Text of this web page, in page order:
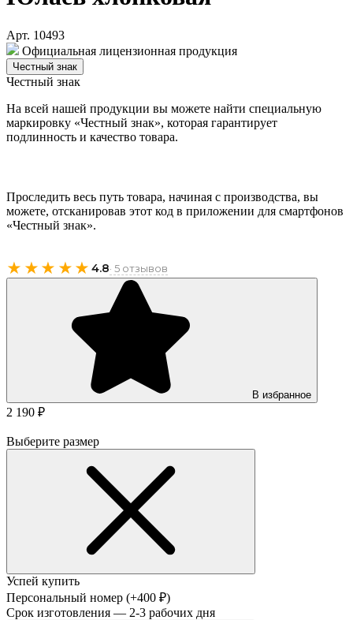
Арт. 10493
Официальная лицензионная продукция
Честный знак
Честный знак
На всей нашей продукции вы можете найти специальную
маркировку «Честный знак», которая гарантирует
подлинность и качество товара.
Проследить весь путь товара, начиная с производства, вы
можете, отсканировав этот код в приложении для смартфонов
«Честный знак».
★★★★★ 4.8· 5 отзывов
В избранное
2 190 ₽
Выберите размер
Успей купить
Персональный номер (+400 ₽)
Срок изготовления — 2-3 рабочих дня